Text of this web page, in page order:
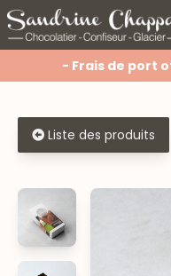
- Frais de port
Liste des produits